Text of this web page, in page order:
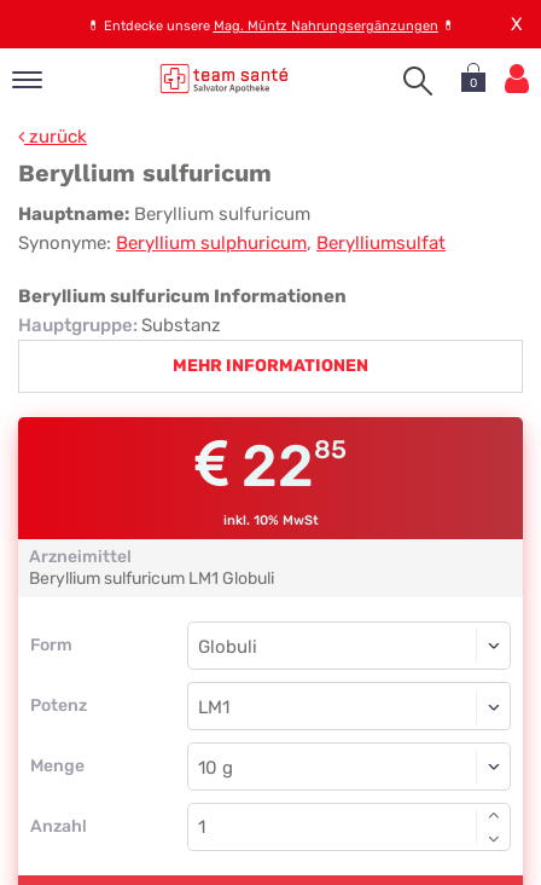
💊 Entdecke unsere Mag. Müntz Nahrungsergänzungen 💊 X
0
zurück
Beryllium sulfuricum
Beryllium
sulfuricum
Hauptname: Beryllium sulfuricum
Synonyme: Beryllium sulphuricum, Berylliumsulfat
Beryllium sulfuricum Informationen
Hauptgruppe: Substanz
MEHR INFORMATIONEN
2285
inkl. 10% MwSt
Arzneimittel
Beryllium sulfuricum LM1 Globuli
Form
Form
Potenz
Globuli
LM1
Menge
Globuli
Anzahl